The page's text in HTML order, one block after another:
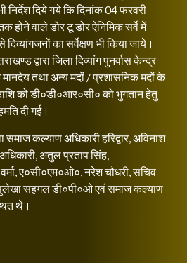
निर्देश दिये गये कि दिनांक 04 फरवरी
वाले डोर टू डोर ऐनिमिक सर्वे में
का सर्वेक्षण भी किया जाये।
द्वारा जिला दिव्यांग पुनर्वास केन्द्र
मानदेय तथा अन्य मदों / प्रशासनिक मदों के
को डी०डी०आर०सी० को भुगतान हेतु
दी गई।
कल्याण अधिकारी हरिद्वार, अविनाश
अतुल प्रताप सिंह,
ए०सी०एम०ओ०, नरेश चौधरी, सचिव
सुलेखा सहगल डी०पी०ओ एवं समाज कल्याण
थे।